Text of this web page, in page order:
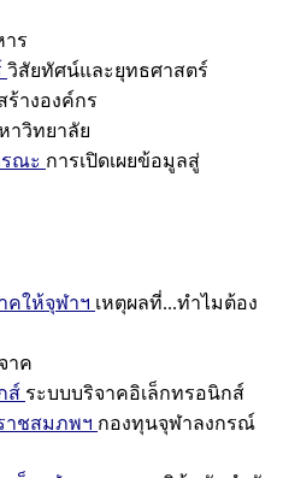
ร
วิสัยทัศน์และยุทธศาสตร์
ร้างองค์กร
าวิทยาลัย
รณะ การเปิดเผยข้อมูลสู่
คให้จุฬาฯ เหตุผลที่...ทำไมต้อง
าค
ส์ ระบบบริจาคอิเล็กทรอนิกส์
าชสมภพฯ กองทุนจุฬาลงกรณ์